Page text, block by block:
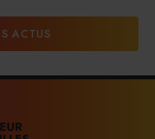
les 200 millions
ACTUS